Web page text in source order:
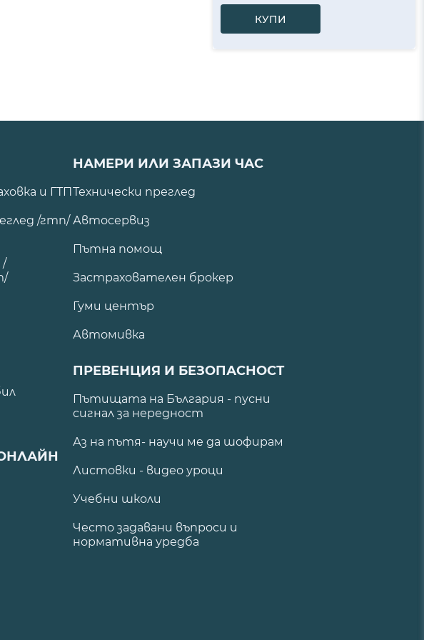
КУПИ
и ГТП
/гтп/
/
НАМЕРИ ИЛИ ЗАПАЗИ ЧАС
Технически преглед
Автосервиз
Пътна помощ
Застрахователен брокер
Гуми център
Автомивка
ПРЕВЕНЦИЯ И БЕЗОПАСНОСТ
Пътищата на България - пусни
сигнал за нередност
Аз на пътя- научи ме да шофирам
Листовки - видео уроци
Учебни школи
Често задавани въпроси и
нормативна уредба